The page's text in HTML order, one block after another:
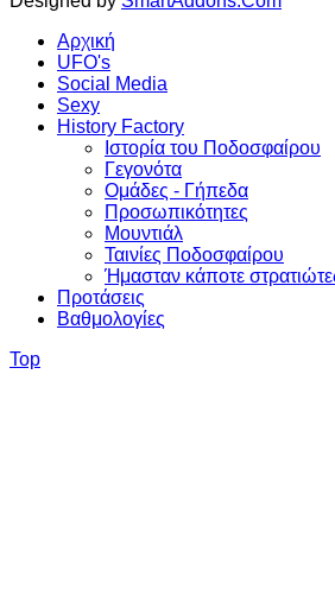
Αρχική
UFO's
Social Media
Sexy
History Factory
Ιστορία του Ποδοσφαίρου
Γεγονότα
Ομάδες - Γήπεδα
Προσωπικότητες
Μουντιάλ
Ταινίες Ποδοσφαίρου
Ήμασταν κάποτε
Προτάσεις
Βαθμολογίες
Top